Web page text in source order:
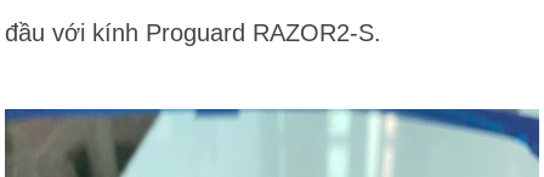
đầu với kính Proguard RAZOR2-S.